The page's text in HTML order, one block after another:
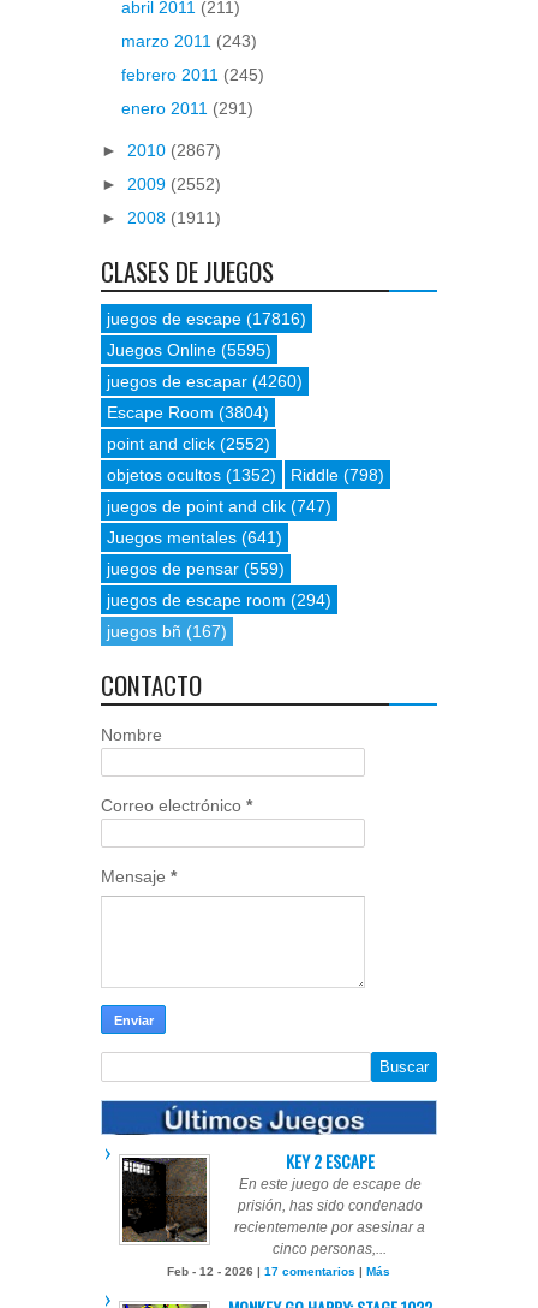
abril 2011 (211)
marzo 2011 (243)
febrero 2011 (245)
enero 2011 (291)
► 2010 (2867)
► 2009 (2552)
► 2008 (1911)
CLASES DE JUEGOS
juegos de escape (17816)
Juegos Online (5595)
juegos de escapar (4260)
Escape Room (3804)
point and click (2552)
objetos ocultos (1352) Riddle (798)
juegos de point and clik (747)
Juegos mentales (641)
juegos de pensar (559)
juegos de escape room (294)
juegos bñ (167)
CONTACTO
Nombre
Correo electrónico *
Mensaje *
KEY 2 ESCAPE
En este juego de escape de
prisión, has sido condenado
recientemente por asesinar a
cinco personas,...
Feb - 12 - 2026 | 17 comentarios | Más